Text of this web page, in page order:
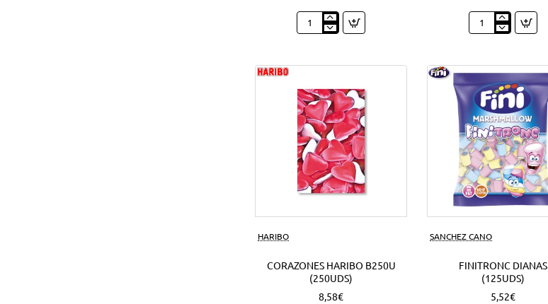
Limones
Lenguas
HARIBO
CORAZONES HARIBO B250U
(250UDS)
8,58€
SANCHEZ CANO
FINITRONC DIANAS
(125UDS)
5,52€